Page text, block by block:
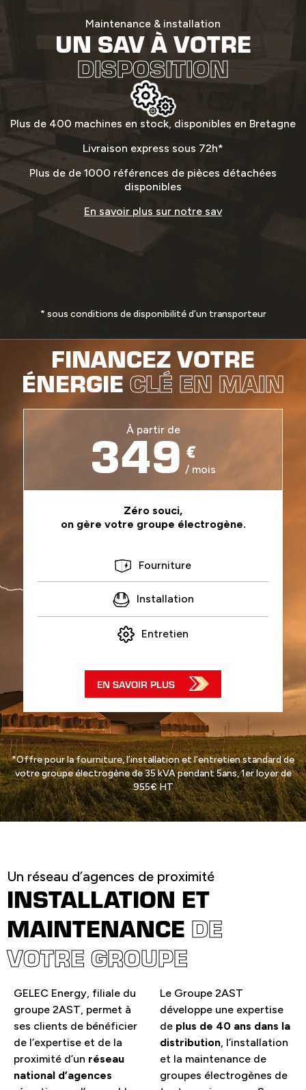
Maintenance & installation
UN SAV À VOTRE
DISPOSITION
Plus de 400 machines en stock, disponibles en Bretagne
Livraison express sous 72h*
Plus de de 1000 références de pièces détachées
disponibles
En savoir plus sur notre sav
* sous conditions de disponibilité d’un transporteur
FINANCEZ VOTRE
ÉNERGIECLÉ EN MAIN
À partir de
349 €
/ mois
Zéro souci,
on gère votre groupe électrogène.
Fourniture
Installation
Entretien
EN SAVOIR PLUS
*Offre pour la fourniture, l’installation et l’entretien standard de
votre groupe électrogène de 35 kVA pendant 5ans, 1er loyer de
955€ HT
Un réseau d’agences de proximité
INSTALLATION ET
MAINTENANCE DE
VOTRE GROUPE
GELEC Energy, filiale du
groupe 2AST, permet à
ses clients de bénéficier
de l’expertise et de la
proximité d’un réseau
national d’agences
Le Groupe 2AST
développe une expertise
de plus de 40 ans dans la
distribution , l’installation
et la maintenance de
groupes électrogènes de